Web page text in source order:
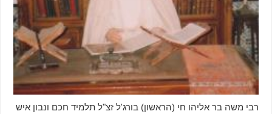
רבי משה בר אליהו חי (הראשון) בורג'ל זצ"ל תלמיד חכם ונבון איש